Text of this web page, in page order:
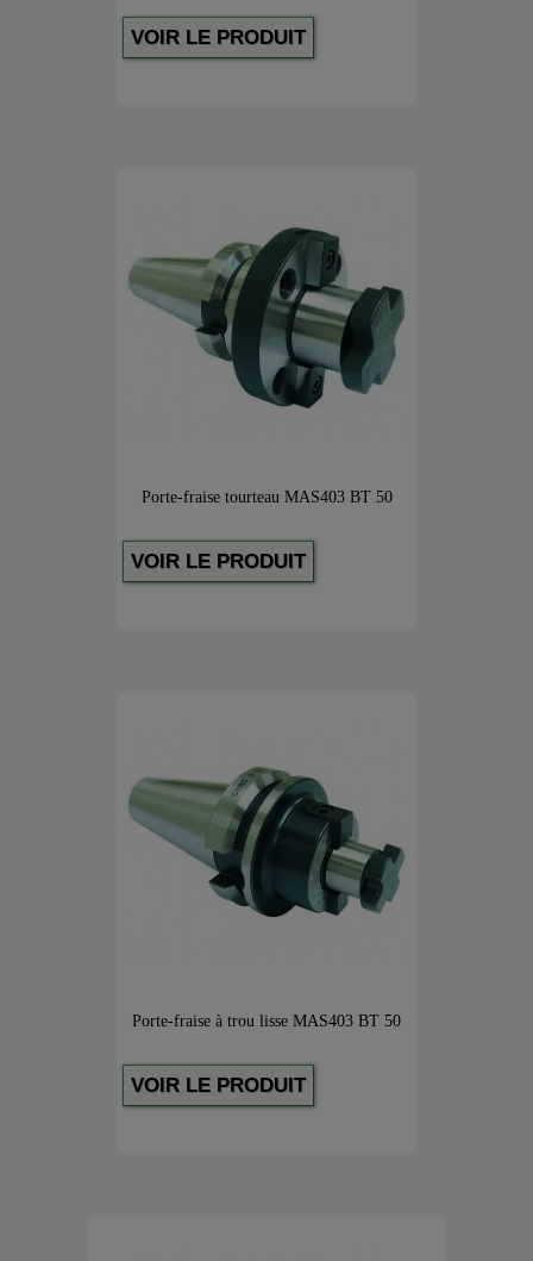
VOIR LE PRODUIT
Porte-fraise tourteau MAS403 BT 50
VOIR LE PRODUIT
Porte-fraise à trou lisse MAS403 BT 50
VOIR LE PRODUIT